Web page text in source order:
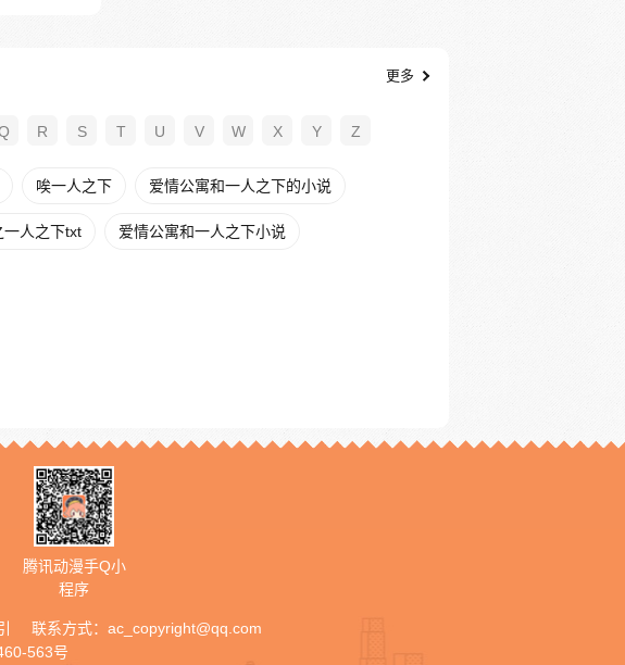
更多
R S T U V W X Y Z
唉一人之下 爱情公寓和一人之下的小说
一人之下txt 爱情公寓和一人之下小说
腾讯动漫手Q小
程序
联系方式： ac_copyright@qq.com
563号